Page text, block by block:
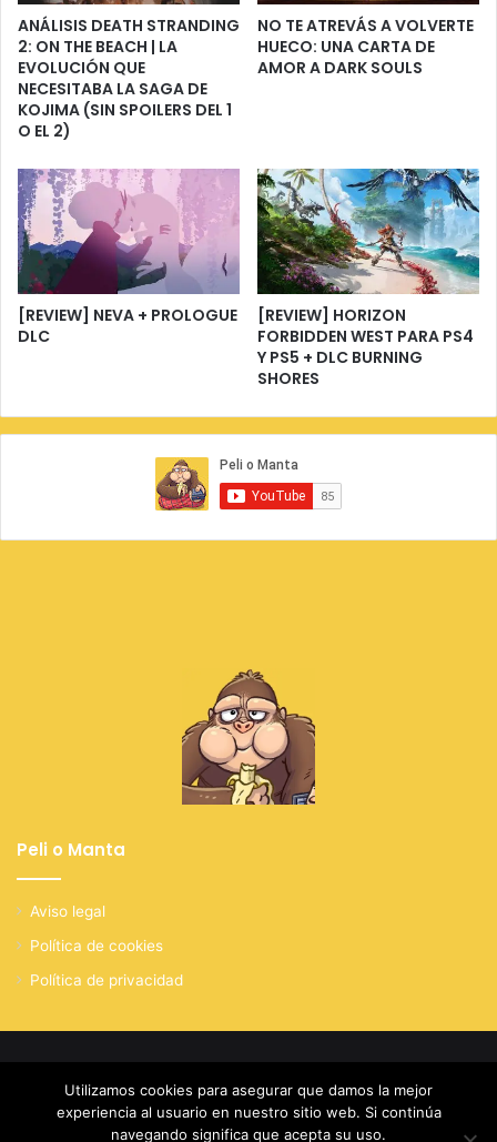
ANÁLISIS DEATH STRANDING
2: ON THE BEACH | LA
EVOLUCIÓN QUE
NECESITABA LA SAGA DE
KOJIMA (SIN SPOILERS DEL 1
O EL 2)
NO TE ATREVÁS A VOLVERTE
HUECO: UNA CARTA DE
AMOR A DARK SOULS
[REVIEW] NEVA + PROLOGUE
DLC
[REVIEW] HORIZON
FORBIDDEN WEST PARA PS4
Y PS5 + DLC BURNING
SHORES
Peli o Manta
Aviso legal
Política de cookies
Política de privacidad
Facebook
X YouTubeInstagram
Utilizamos cookies para asegurar que damos la mejor
experiencia al usuario en nuestro sitio web. Si continúa
navegando significa que acepta su uso.